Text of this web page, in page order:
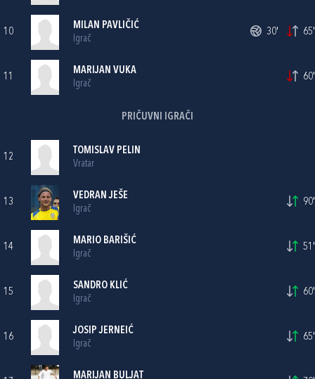
10
MILAN PAVLIČIĆ
Igrač
30' 65'
11
MARIJAN VUKA
Igrač
60'
PRIČUVNI IGRAČI
12
TOMISLAV PELIN
Vratar
13
VEDRAN JEŠE
Igrač
90'
14
MARIO BARIŠIĆ
Igrač
51'
15
SANDRO KLIĆ
Igrač
60'
16
JOSIP JERNEIĆ
Igrač
65'
MARIJAN BULJAT